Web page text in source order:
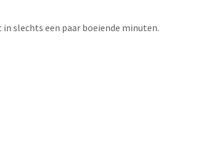
slechts een paar boeiende minuten.